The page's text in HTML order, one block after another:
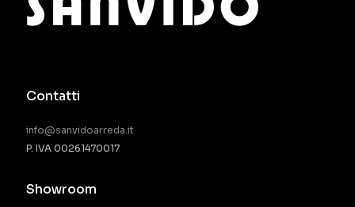
Contatti
info@sanvidoarreda.it
P. IVA 00261470017
Showroom